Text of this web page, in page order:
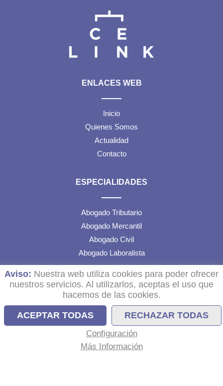
Aviso: Nuestra web utiliza cookies para poder ofrecer
nuestros servicios. Al utilizarlos, aceptas el uso que
hacemos de las cookies.
ACEPTAR TODAS RECHAZAR TODAS
Configuración
Más Información
ENLACES WEB
Inicio
Quienes Somos
Actualidad
Contacto
ESPECIALIDADES
Abogado Tributario
Abogado Mercantil
Abogado Civil
Abogado Laboralista
TEXTOS LEGALES
Aviso Legal
Política de Cookies
Configuración de Cookies
Política de Privacidad de Datos RRSS